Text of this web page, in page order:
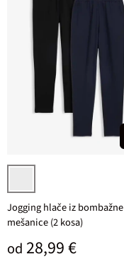
črna + temno modra
Jogging hlače iz bombažne
mešanice (2 kosa)
Običajna cena
od 28,99 €